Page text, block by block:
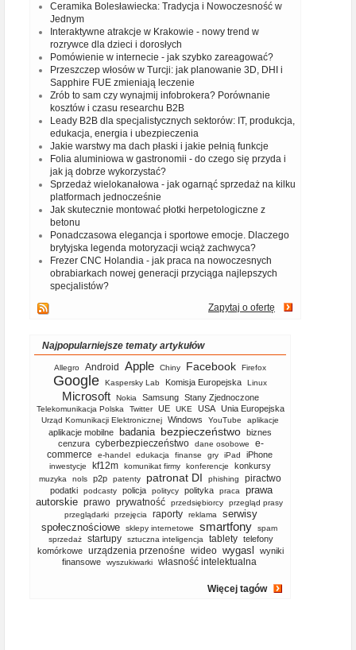
Ceramika Bolesławiecka: Tradycja i Nowoczesność w
Jednym
Interaktywne atrakcje w Krakowie - nowy trend w
rozrywce dla dzieci i dorosłych
Pomówienie w internecie - jak szybko zareagować?
Przeszczep włosów w Turcji: jak planowanie 3D, DHI i
Sapphire FUE zmieniają leczenie
Zrób to sam czy wynajmij infobrokera? Porównanie
kosztów i czasu researchu B2B
Leady B2B dla specjalistycznych sektorów: IT, produkcja,
edukacja, energia i ubezpieczenia
Jakie warstwy ma dach płaski i jakie pełnią funkcje
Folia aluminiowa w gastronomii - do czego się przyda i
jak ją dobrze wykorzystać?
Sprzedaż wielokanałowa - jak ogarnąć sprzedaż na kilku
platformach jednocześnie
Jak skutecznie montować płotki herpetologiczne z
betonu
Ponadczasowa elegancja i sportowe emocje. Dlaczego
brytyjska legenda motoryzacji wciąż zachwyca?
Frezer CNC Holandia - jak praca na nowoczesnych
obrabiarkach nowej generacji przyciąga najlepszych
specjalistów?
Zapytaj o ofertę
Najpopularniejsze tematy artykułów
Allegro Android Apple Chiny Facebook Firefox
Google Kaspersky Lab Komisja Europejska Linux
Microsoft Nokia Samsung Stany Zjednoczone
Telekomunikacja Polska Twitter UE UKE USA Unia Europejska
Urząd Komunikacji Elektronicznej Windows YouTube aplikacje
aplikacje mobilne badania bezpieczeństwo biznes
cenzura cyberbezpieczeństwo dane osobowe
e-
commerce
e-handel edukacja finanse gry iPad iPhone
inwestycje kf12m komunikat firmy konferencje konkursy
muzyka nols p2p patenty patronat DI phishing piractwo
podatki podcasty policja politycy polityka praca
prawa
autorskie prawo prywatność przedsiębiorcy
przegląd prasy
przeglądarki
przejęcia raporty reklama
serwisy
społecznościowe
sklepy internetowe smartfony
spam
sprzedaż
startupy sztuczna inteligencja tablety telefony
komórkowe
urządzenia przenośne wideo wygasl
wyniki
finansowe
wyszukiwarki własność intelektualna
Więcej tagów